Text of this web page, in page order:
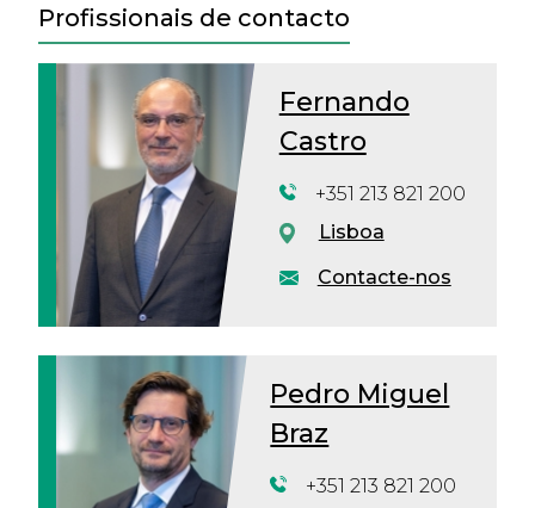
Profissionais de contacto
Fernando
Castro
Contacte-nos
+351 213 821 200
Lisboa
Pedro Miguel
Braz
+351 213 821 200